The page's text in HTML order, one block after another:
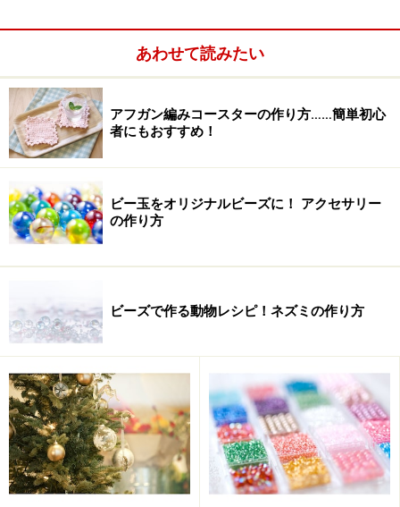
あわせて読みたい
アフガン編みコースターの作り方……簡単初心
者にもおすすめ！
ビー玉をオリジナルビーズに！ アクセサリー
の作り方
ビーズで作る動物レシピ！ネズミの作り方